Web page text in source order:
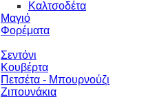
Καλτσοδέτα
Μαγιό
Φορέματα
Σεντόνι
Κουβέρτα
Πετσέτα - Μπουρνούζι
Ζιπουνάκια